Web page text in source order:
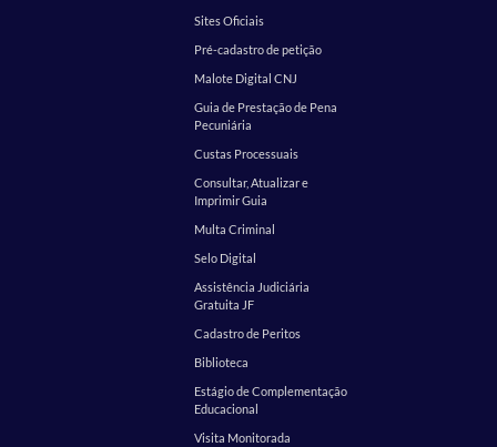
Sites Oficiais
Pré-cadastro de petição
Malote Digital CNJ
Guia de Prestação de Pena
Pecuniária
Custas Processuais
Consultar, Atualizar e
Imprimir Guia
Multa Criminal
Selo Digital
Assistência Judiciária
Gratuita JF
Cadastro de Peritos
Biblioteca
Estágio de Complementação
Educacional
Visita Monitorada